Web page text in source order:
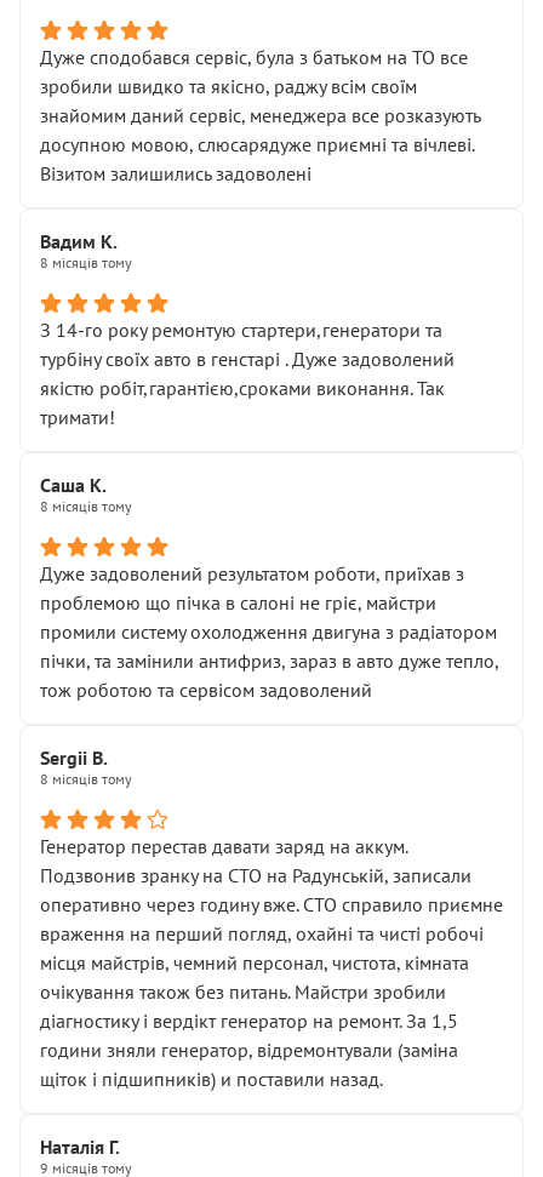
Дуже сподобався сервіс, була з батьком на ТО все
зробили швидко та якісно, раджу всім своїм
знайомим даний сервіс, менеджера все розказують
досупною мовою, слюсарядуже приємні та вічлеві.
Візитом залишились задоволені
Вадим К.
8 місяців тому
З 14-го року ремонтую стартери,генератори та
турбіну своїх авто в генстарі . Дуже задоволений
якістю робіт,гарантією,сроками виконання. Так
тримати!
Саша К.
8 місяців тому
Дуже задоволений результатом роботи, приїхав з
проблемою що пічка в салоні не гріє, майстри
промили систему охолодження двигуна з радіатором
пічки, та замінили антифриз, зараз в авто дуже тепло,
тож роботою та сервісом задоволений
Sergii B.
8 місяців тому
Генератор перестав давати заряд на аккум.
Подзвонив зранку на СТО на Радунській, записали
оперативно через годину вже. СТО справило приємне
враження на перший погляд, охайні та чисті робочі
місця майстрів, чемний персонал, чистота, кімната
очікування також без питань. Майстри зробили
діагностику і вердікт генератор на ремонт. За 1,5
години зняли генератор, відремонтували (заміна
щіток і підшипників) и поставили назад.
Наталія Г.
9 місяців тому